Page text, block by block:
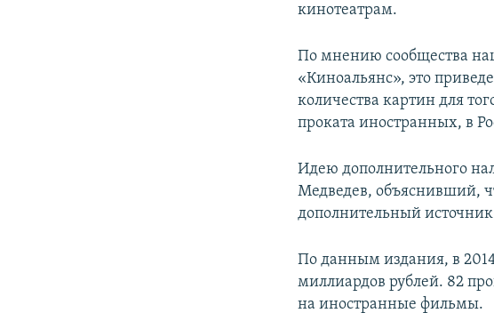
кинотеатрам.
По мнению сообщества
«Киноальянс», это
количества картин для
проката иностранных, в
Идею дополнительного
Медведев, объяснивший,
дополнительный источник
По данным издания, в
миллиардов рублей. 82
на иностранные фильмы.